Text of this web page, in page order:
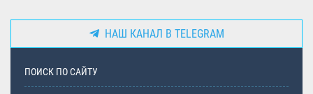
НАШ КАНАЛ В TELEGRAM
ПОИСК ПО САЙТУ